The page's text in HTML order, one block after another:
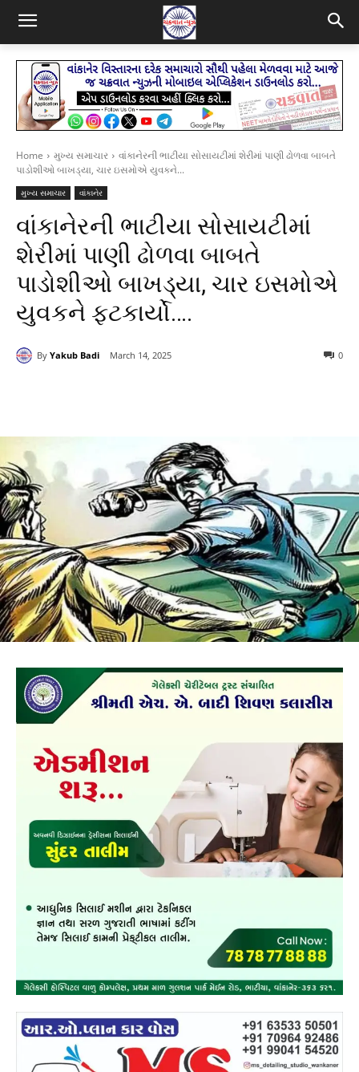
Home મુખ્ય સમાચાર
વાંકાનેરની ભાટીયા સોસાયટીમાં શેરીમાં પાણી ઢોળવા બાબતે
પાડોશીઓ બાખડ્યા, ચાર ઇસમોએ યુવકને...
મુખ્ય સમાચાર વાંકાનેર
વાંકાનેરની ભાટીયા સોસાયટીમાં
શેરીમાં પાણી ઢોળવા બાબતે
પાડોશીઓ બાખડ્યા, ચાર ઇસમોએ
યુવકને ફટકાર્યો….
By Yakub Badi March 14, 2025 0